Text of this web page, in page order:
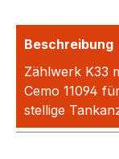
Beschreibung
Zählwerk K33
Cemo 11094
stellige